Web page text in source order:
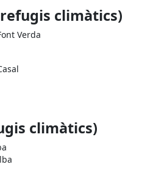
climàtics)
Verda
climàtics)